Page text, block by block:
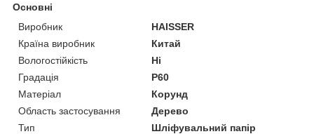
Основні
Виробник
HAISSER
Країна виробник
Китай
Вологостійкість
Ні
Градація
Р60
Матеріал
Корунд
Область застосування
Дерево
Тип
Шліфувальний папір